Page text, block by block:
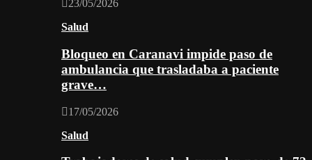
23/05/2026
Salud
Bloqueo en Caranavi impide paso de
ambulancia que trasladaba a paciente
grave…
17/05/2026
Salud